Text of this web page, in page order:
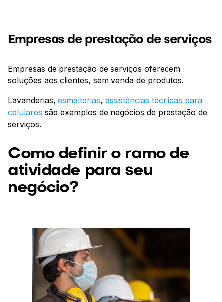
Empresas de prestação de serviços
Empresas de prestação de serviços oferecem
soluções aos clientes, sem venda de produtos.
Lavanderias, esmalterias, assistências técnicas para
celulares são exemplos de negócios de prestação de
serviços.
Como definir o ramo de
atividade para seu
negócio?